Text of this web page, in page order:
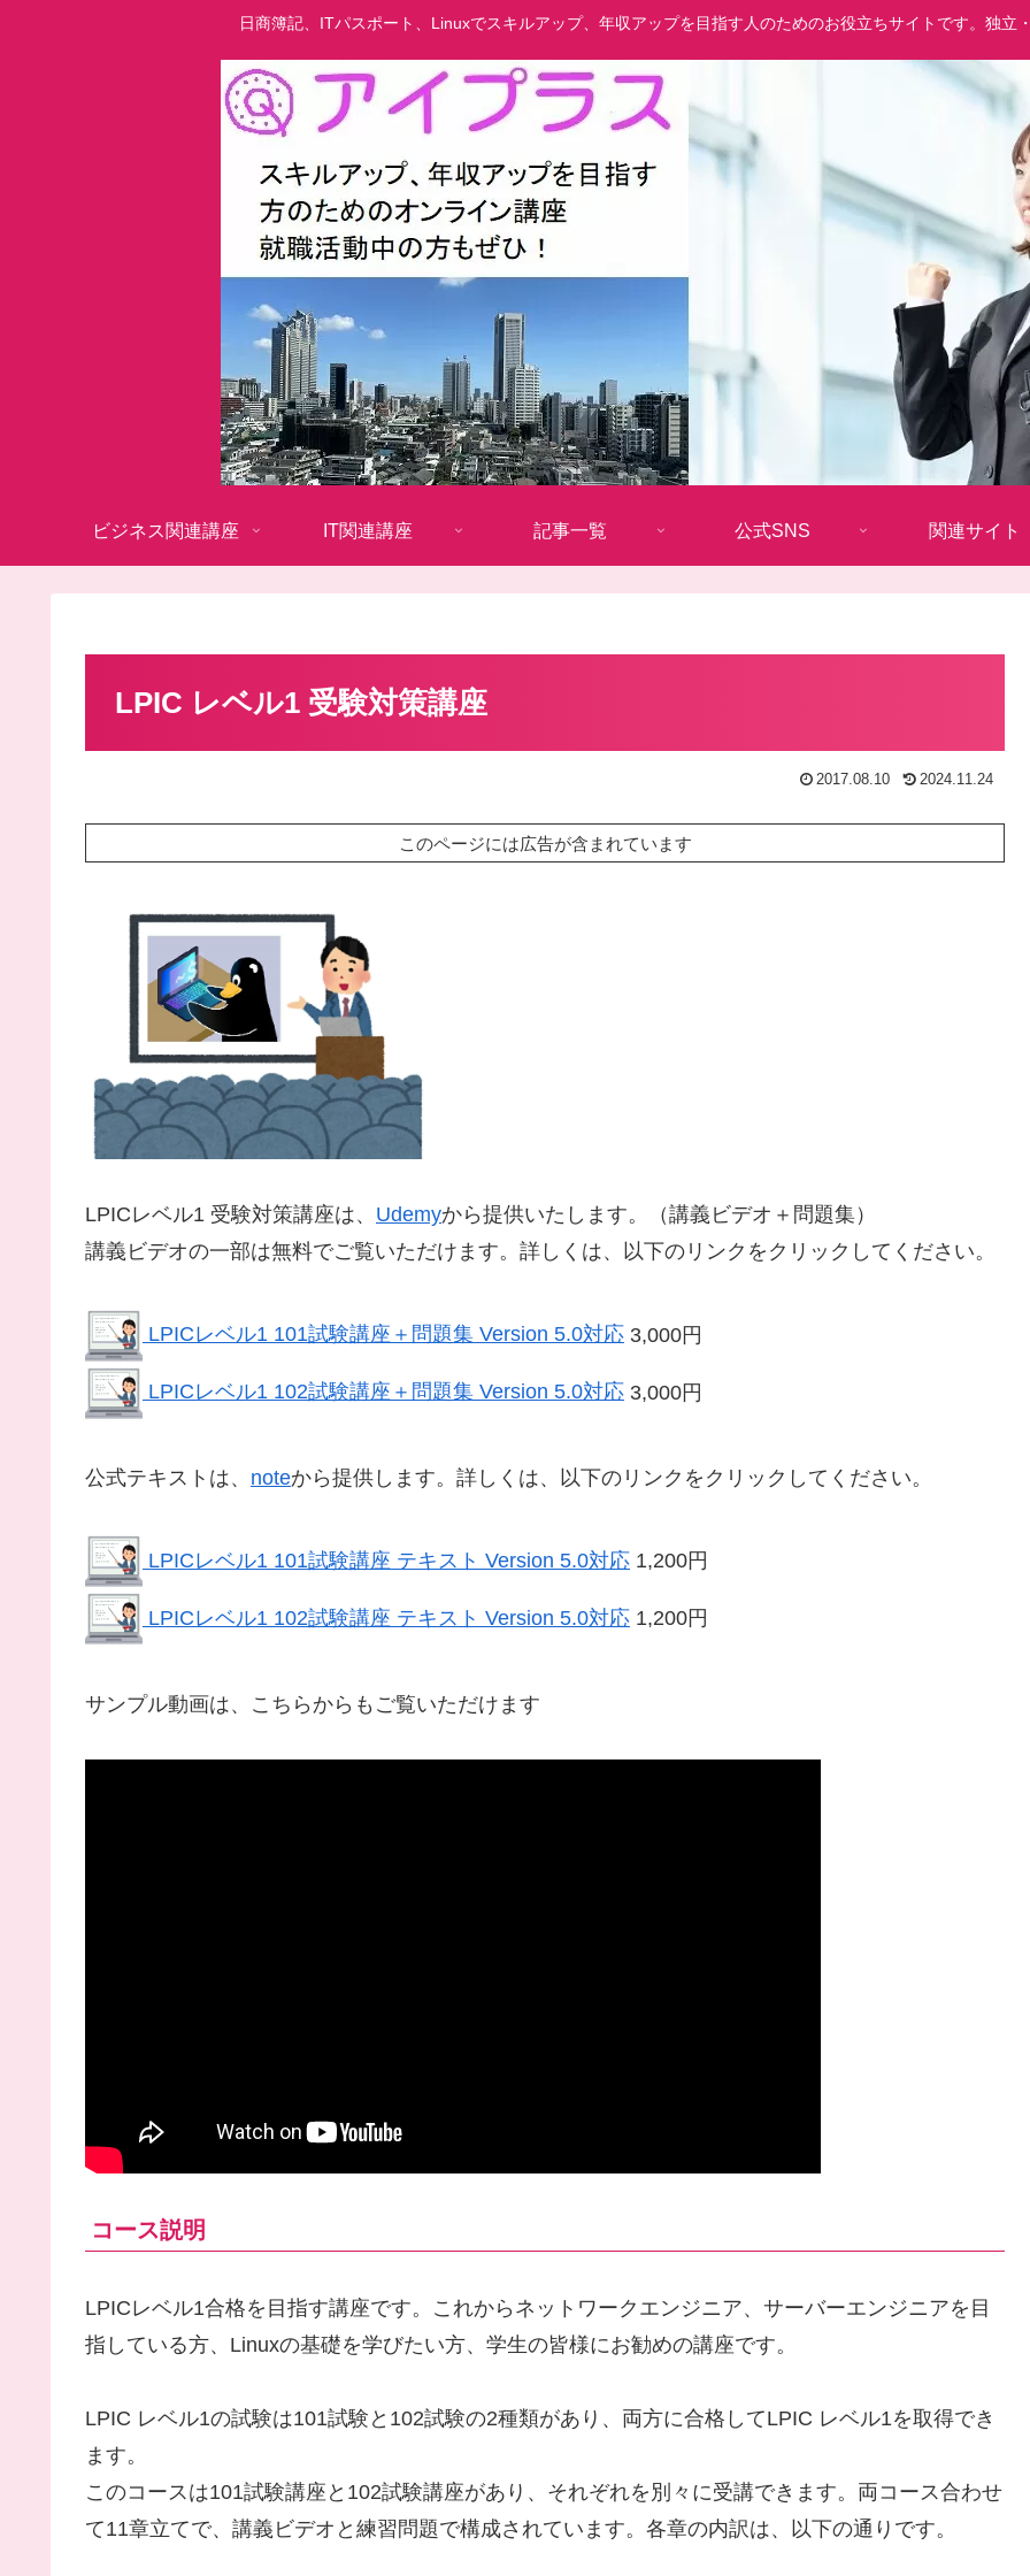
日商簿記、ITパスポート、Linuxでスキルアップ、年収アップを目指す人のためのお役立ちサイトです。独立
ビジネス関連講座 IT関連講座 記事一覧 公式SNS 関連サイト
LPIC レベル1 受験対策講座
2017.08.10 2024.11.24
このページには広告が含まれています
LPICレベル1 受験対策講座は、 Udemyから提供いたします。（講義ビデオ＋問題集）
講義ビデオの一部は無料でご覧いただけます。詳しくは、以下のリンクをクリックしてください。
LPICレベル1 101試験講座＋問題集 Version 5.0対応 3,000円
LPICレベル1 102試験講座＋問題集 Version 5.0対応 3,000円
公式テキストは、 noteから提供します。詳しくは、以下のリンクをクリックしてください。
LPICレベル1 101試験講座 テキスト Version 5.0対応 1,200円
LPICレベル1 102試験講座 テキスト Version 5.0対応 1,200円
サンプル動画は、こちらからもご覧いただけます
コース説明
LPICレベル1合格を目指す講座です。これからネットワークエンジニア、サーバーエンジニアを目
指している方、Linuxの基礎を学びたい方、学生の皆様にお勧めの講座です。
LPIC レベル1の試験は101試験と102試験の2種類があり、両方に合格してLPIC レベル1を取得でき
ます。
このコースは101試験講座と102試験講座があり、それぞれを別々に受講できます。両コース合わせ
て11章立てで、講義ビデオと練習問題で構成されています。各章の内訳は、以下の通りです。